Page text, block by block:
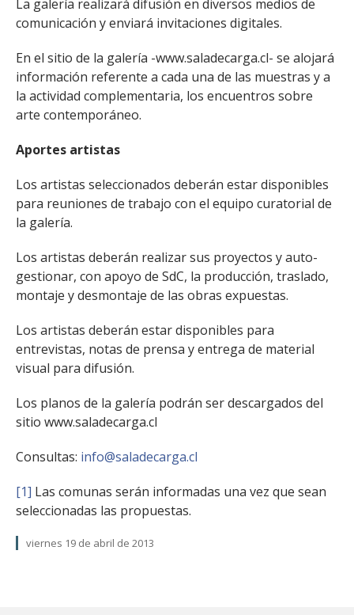
La galería realizará difusión en diversos medios de
comunicación y enviará invitaciones digitales.
En el sitio de la galería -www.saladecarga.cl- se alojará
información referente a cada una de las muestras y a
la actividad complementaria, los encuentros sobre
arte contemporáneo.
Aportes artistas
Los artistas seleccionados deberán estar disponibles
para reuniones de trabajo con el equipo curatorial de
la galería.
Los artistas deberán realizar sus proyectos y auto-
gestionar, con apoyo de SdC, la producción, traslado,
montaje y desmontaje de las obras expuestas.
Los artistas deberán estar disponibles para
entrevistas, notas de prensa y entrega de material
visual para difusión.
Los planos de la galería podrán ser descargados del
sitio www.saladecarga.cl
Consultas: info@saladecarga.cl
[1] Las comunas serán informadas una vez que sean
seleccionadas las propuestas.
viernes 19 de abril de 2013